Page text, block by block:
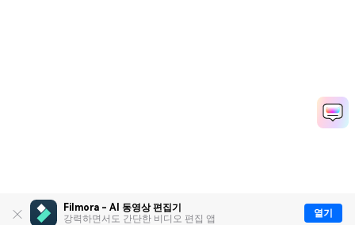
Filmora - AI 동영상 편집기
강력하면서도 간단한 비디오 편집 앱
열기